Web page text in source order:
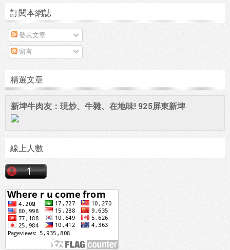
訂閱本網誌
發表文章
留言
精選文章
新埤牛肉友：現炒、牛雜、在地味! 925屏東新埤
線上人數